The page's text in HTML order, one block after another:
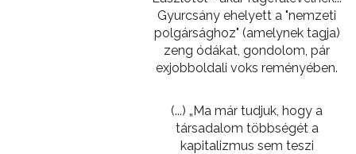
Gyurcsány ehelyett a "nemzeti
polgársághoz" (amelynek tagja)
zeng ódákat, gondolom, pár
exjobboldali voks reményében.
(...) „Ma már tudjuk, hogy a
társadalom többségét a
kapitalizmus sem teszi